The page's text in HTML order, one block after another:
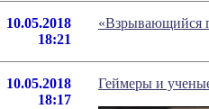
10.05.2018
18:21
«Взрывающийся
10.05.2018
18:17
Геймеры и